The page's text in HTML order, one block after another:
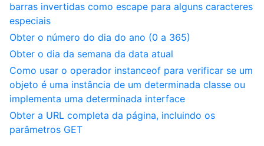
barras invertidas como escape para alguns caracteres
especiais
Obter o número do dia do ano (0 a 365)
Obter o dia da semana da data atual
Como usar o operador instanceof para verificar se um
objeto é uma instância de um determinada classe ou
implementa uma determinada interface
Obter a URL completa da página, incluindo os
parâmetros GET